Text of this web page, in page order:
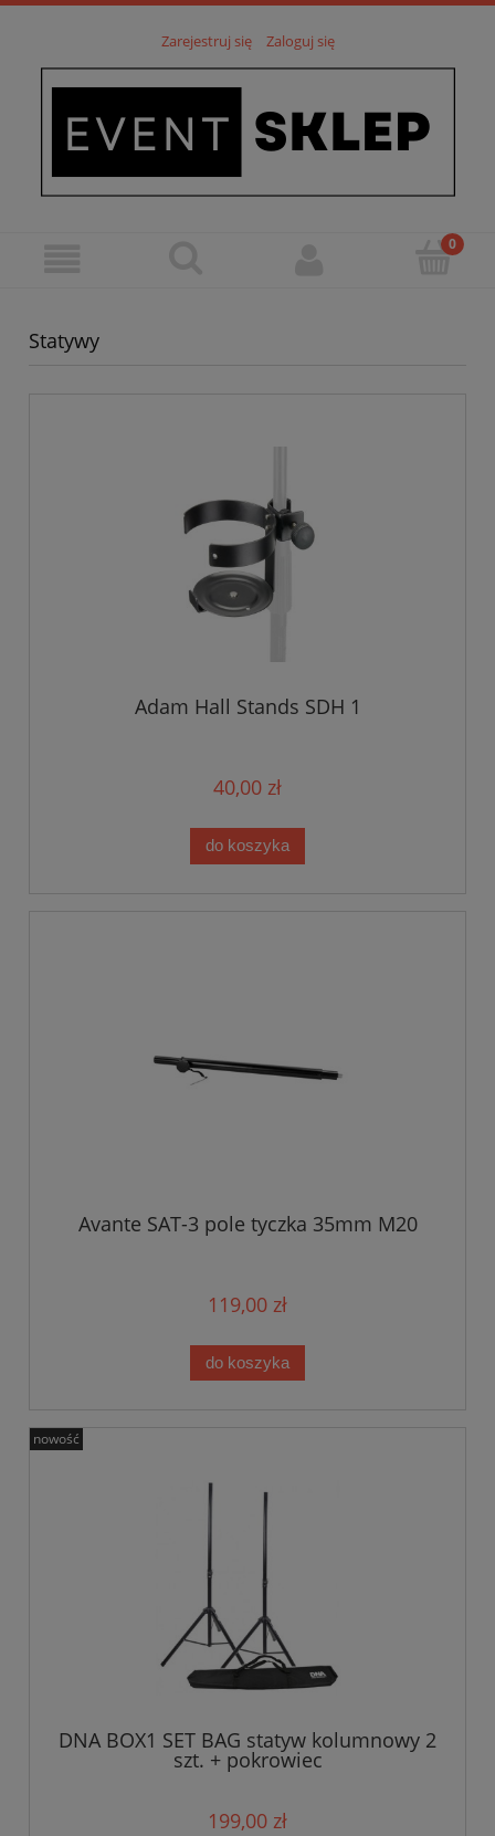
Zarejestruj się Zaloguj się
Statywy
Adam Hall Stands SDH 1
40,00 zł
do koszyka
Avante SAT-3 pole tyczka 35mm M20
119,00 zł
do koszyka
DNA BOX1 SET BAG statyw kolumnowy 2
szt. + pokrowiec
199,00 zł
nowość